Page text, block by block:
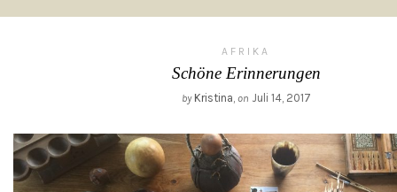
O
AFRIKA
Schöne Erinnerungen
by Kristina, on Juli 14, 2017